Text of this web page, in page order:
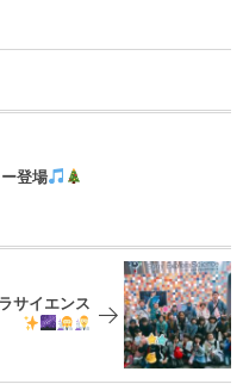
登場
サイエンス